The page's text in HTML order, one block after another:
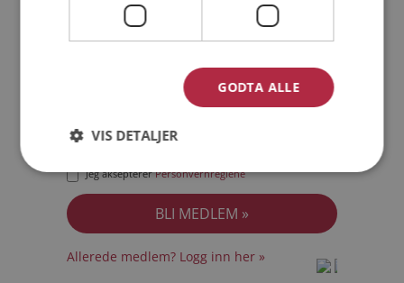
Jeg akseptererPersonvernreglene
Allerede medlem? Logg inn her »
GODTA ALLE
VIS DETALJER